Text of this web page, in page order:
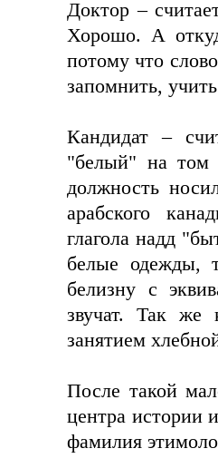
Доктор –
Хорошо. А
потому что
запомнить,
Кандидат –
"белый" на том
должность
арабского
глагола надд
белые одежды,
белизну с
звучат. Так
занятием
После такой
центра истории
фамилия